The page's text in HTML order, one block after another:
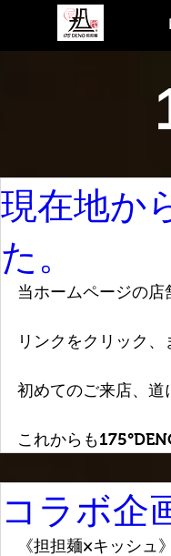
現在地か
た。
当ホームページの店
リンクをクリック
初めてのご来店、道
これからも
コラボ企
《担担麺×キッシュ